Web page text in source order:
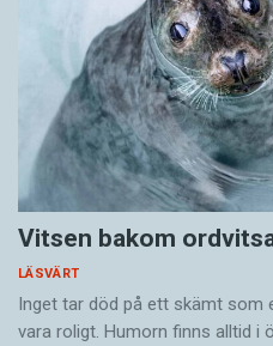
Vitsen bakom
LÄSVÄRT
Inget tar död på ett skämt som
vara roligt. Humorn finns alltid i